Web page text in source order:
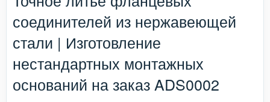
соединителей из нержавеющей
стали | Изготовление
нестандартных монтажных
оснований на заказ ADS0002